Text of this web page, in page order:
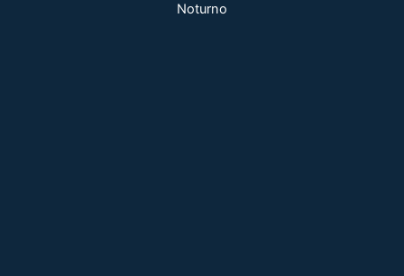
Noturno